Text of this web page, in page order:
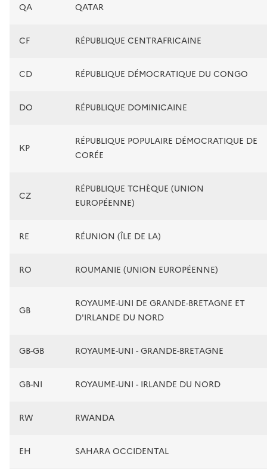
QA QATAR
CF RÉPUBLIQUE CENTRAFRICAINE
CD RÉPUBLIQUE DÉMOCRATIQUE DU CONGO
DO RÉPUBLIQUE DOMINICAINE
KP
RÉPUBLIQUE POPULAIRE DÉMOCRATIQUE DE
CORÉE
CZ
RÉPUBLIQUE TCHÈQUE (UNION
EUROPÉENNE)
RE RÉUNION (ÎLE DE LA)
RO ROUMANIE (UNION EUROPÉENNE)
GB
ROYAUME-UNI DE GRANDE-BRETAGNE ET
D'IRLANDE DU NORD
GB-GB ROYAUME-UNI - GRANDE-BRETAGNE
GB-NI ROYAUME-UNI - IRLANDE DU NORD
RW RWANDA
EH SAHARA OCCIDENTAL